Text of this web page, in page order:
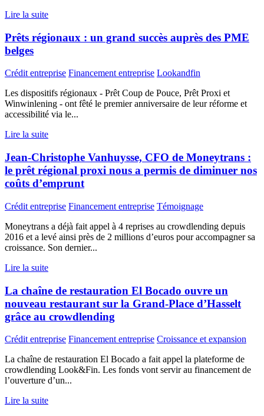
Lire la suite
Prêts régionaux : un grand succès auprès des PME
belges
Crédit entreprise Financement entreprise Lookandfin
Les dispositifs régionaux - Prêt Coup de Pouce, Prêt Proxi et
Winwinlening - ont fêté le premier anniversaire de leur réforme et
accessibilité via le...
Lire la suite
Jean-Christophe Vanhuysse, CFO de Moneytrans :
le prêt régional proxi nous a permis de diminuer nos
coûts d’emprunt
Crédit entreprise Financement entreprise Témoignage
Moneytrans a déjà fait appel à 4 reprises au crowdlending depuis
2016 et a levé ainsi près de 2 millions d’euros pour accompagner sa
croissance. Son dernier...
Lire la suite
La chaîne de restauration El Bocado ouvre un
nouveau restaurant sur la Grand-Place d’Hasselt
grâce au crowdlending
Crédit entreprise Financement entreprise Croissance et expansion
La chaîne de restauration El Bocado a fait appel la plateforme de
crowdlending Look&Fin. Les fonds vont servir au financement de
l’ouverture d’un...
Lire la suite